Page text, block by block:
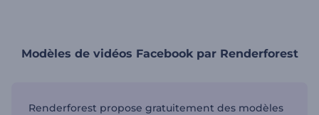
Modèles de vidéos Facebook par Renderforest
Renderforest propose gratuitement des modèles